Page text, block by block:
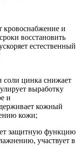
кровоснабжение и
восстановить
естественный
соли цинка снижает
выработку
и
кожный
кожи;
защитную функцию
участвует в